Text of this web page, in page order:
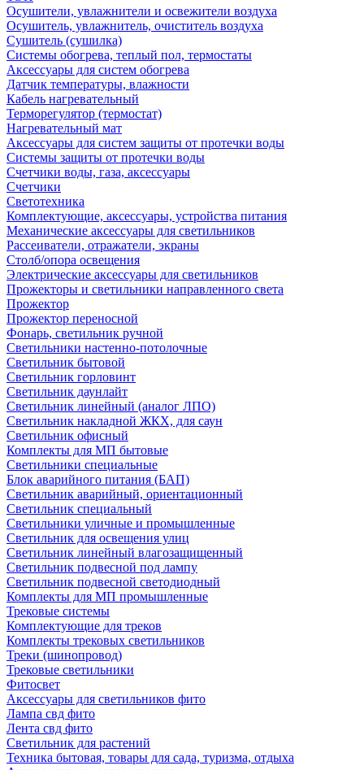
Осушители, увлажнители и освежители воздуха
Осушитель, увлажнитель, очиститель воздуха
Сушитель (сушилка)
Системы обогрева, теплый пол, термостаты
Аксессуары для систем обогрева
Датчик температуры, влажности
Кабель нагревательный
Терморегулятор (термостат)
Нагревательный мат
Аксессуары для систем защиты от протечки воды
Системы защиты от протечки воды
Счетчики воды, газа, аксессуары
Счетчики
Светотехника
Комплектующие, аксессуары, устройства питания
Механические аксессуары для светильников
Рассеиватели, отражатели, экраны
Столб/опора освещения
Электрические аксессуары для светильников
Прожекторы и светильники направленного света
Прожектор
Прожектор переносной
Фонарь, светильник ручной
Светильники настенно-потолочные
Светильник бытовой
Светильник горловинт
Светильник даунлайт
Светильник линейный (аналог ЛПО)
Светильник накладной ЖКХ, для саун
Светильник офисный
Комплекты для МП бытовые
Светильники специальные
Блок аварийного питания (БАП)
Светильник аварийный, ориентационный
Светильник специальный
Светильники уличные и промышленные
Светильник для освещения улиц
Светильник линейный влагозащищенный
Светильник подвесной под лампу
Светильник подвесной светодиодный
Комплекты для МП промышленные
Трековые системы
Комплектующие для треков
Комплекты трековых светильников
Треки (шинопровод)
Трековые светильники
Фитосвет
Аксессуары для светильников фито
Лампа свд фито
Лента свд фито
Светильник для растений
Техника бытовая, товары для сада, туризма, отдыха